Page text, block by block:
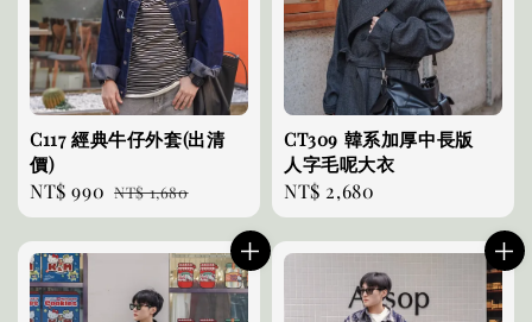
C117 經典牛仔外套(出清
價)
Sale
price
NT$ 990 Regular
price
NT$ 1,680
CT309 韓系加厚中長版
人字毛呢大衣
Regular
price
NT$ 2,680